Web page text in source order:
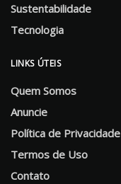
Sustentabilidade
Tecnologia
LINKS ÚTEIS
Quem Somos
Anuncie
Política de Privacidade
Termos de Uso
Contato